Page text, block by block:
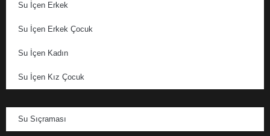
Su İçen Erkek
Su İçen Erkek Çocuk
Su İçen Kadın
Su İçen Kız Çocuk
Su Sıçraması